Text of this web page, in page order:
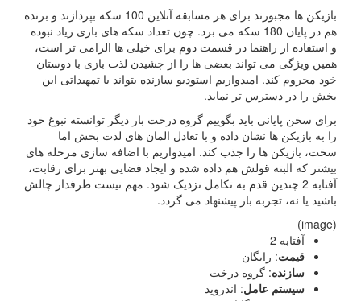
بازیکن ها مجبورند برای هر مسابقه آنلاین 100 سکه بپردازند و برنده
هم در پایان 180 سکه می برد. چون تعداد سکه های بازی زیاد نبوده
و استفاده از راهنما در قسمت دوم برای خیلی ها الزامی تر است،
همین ویژگی می تواند بعضی ها را از چشیدن لذت بازی با دوستان
خود محروم کند. امیدواریم استودیو سازنده بتواند با تمهیداتی این
بخش را در دسترس تر نماید.
برای سخن پایانی باید بگوییم گروه درخت بار دیگر توانسته نبوغ خود
را به بازیکن ها نشان داده و با تعادل المان های لذت بخش اما
سخت، بازیکن ها را جذب کند. امیدواریم با اضافه سازی مرحله های
بیشتر که البته قولش هم داده شده و ایجاد فضایی بهتر برای رقابت،
آفتابه 2 چندین قدم به تکامل نزدیک شود. مهم نیست طرفدار چالش
باشید یا نه، تجربه باز پیشنهاد می گردد.
(image)
آفتابه 2
قیمت: رایگان
سازنده: گروه درخت
سیستم عامل: اندروید